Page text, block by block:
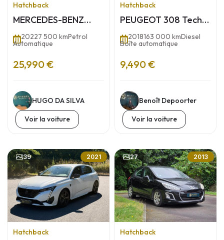
Hatchback
MERCEDES-BENZ
automatique 136ch
20227 500 kmPetrol
Automatique
25,990 €
HUGO DA SILVA
Voir la voiture
Hatchback
PEUGEOT 308 Tech
130ch EAT8
2018163 000 kmDiesel
Boîte automatique
9,490 €
Benoît Depoorter
Voir la voiture
39 2021
Hatchback
27 2013
Hatchback